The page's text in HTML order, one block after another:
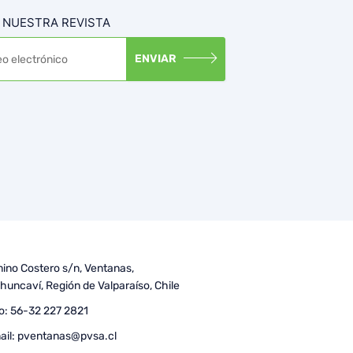
REVISTA
ENVIAR
Costero s/n, Ventanas,
Región de Valparaíso, Chile
56-32 227 2821
pventanas@pvsa.cl